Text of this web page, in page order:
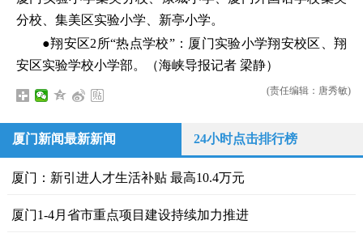
分校、集美区实验小学、新亭小学。
●翔安区2所“热点学校”：厦门实验小学翔安校区、翔
安区实验学校小学部。（海峡导报记者 梁静）
(责任编辑：唐秀敏)
厦门新闻最新新闻 24小时点击排行榜
厦门：新引进人才生活补贴 最高10.4万元
厦门1-4月省市重点项目建设持续加力推进